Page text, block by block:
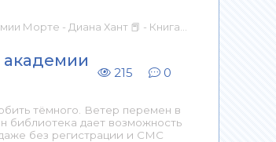
Хант 📕 - Книга онлайн бесплатно
академии
215 0
тёмного. Ветер перемен в
библиотека дает возможность
без регистрации и СМС